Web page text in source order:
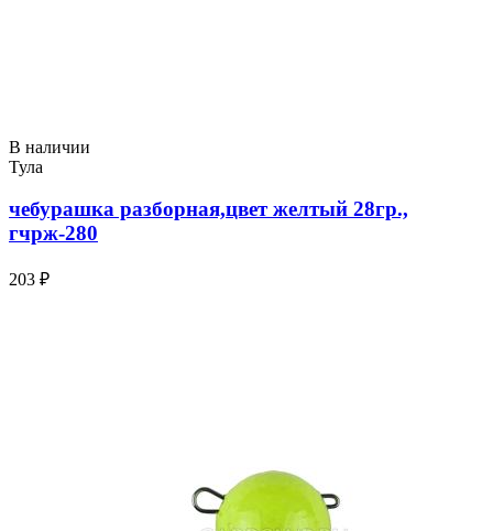
В наличии
Тула
чебурашка разборная,цвет желтый 28гр.,
гчрж-280
203 ₽